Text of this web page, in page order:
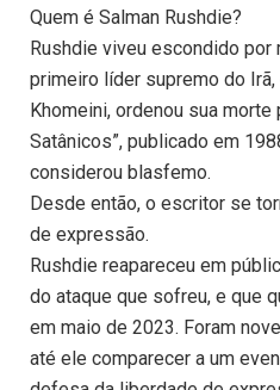
Quem é Salman Rushdie?
Rushdie viveu escondido
primeiro líder supremo do Irã,
Khomeini, ordenou sua
Satânicos”, publicado em
considerou blasfemo.
Desde então, o escritor se
de expressão.
Rushdie reapareceu em
do ataque que sofreu, e que
em maio de 2023. Foram
até ele comparecer a um